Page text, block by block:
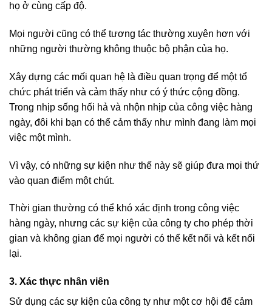
họ ở cùng cấp độ.
Mọi người cũng có thể tương tác thường xuyên hơn với
những người thường không thuộc bộ phận của họ.
Xây dựng các mối quan hệ là điều quan trọng để một tổ
chức phát triển và cảm thấy như có ý thức cộng đồng.
Trong nhịp sống hối hả và nhộn nhịp của công việc hàng
ngày, đôi khi bạn có thể cảm thấy như mình đang làm mọi
việc một mình.
Vì vậy, có những sự kiện như thế này sẽ giúp đưa mọi thứ
vào quan điểm một chút.
Thời gian thường có thể khó xác định trong công việc
hàng ngày, nhưng các sự kiện của công ty cho phép thời
gian và không gian để mọi người có thể kết nối và kết nối
lại.
3. Xác thực nhân viên
Sử dụng các sự kiện của công ty như một cơ hội để cảm